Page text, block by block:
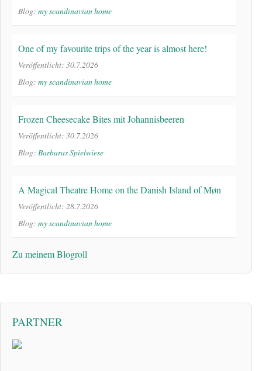
Blog: my scandinavian home
One of my favourite trips of the year is almost here!
Veröffentlicht: 30.7.2026
Blog: my scandinavian home
Frozen Cheesecake Bites mit Johannisbeeren
Veröffentlicht: 30.7.2026
Blog: Barbaras Spielwiese
A Magical Theatre Home on the Danish Island of Møn
Veröffentlicht: 28.7.2026
Blog: my scandinavian home
Zu meinem Blogroll
PARTNER